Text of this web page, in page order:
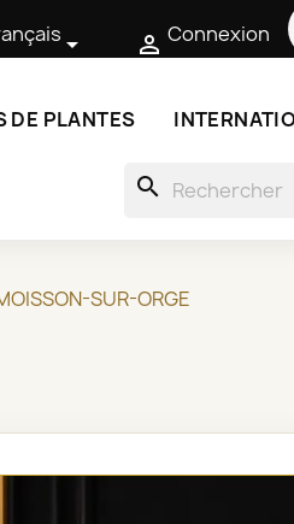
  Connexion
DE PLANTES
search
SUR-ORGE